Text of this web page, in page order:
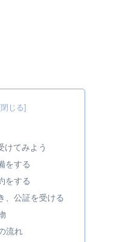
けてみよう
をする
をする
、公証を受ける
流れ